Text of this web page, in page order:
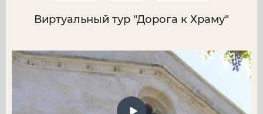
Виртуальный тур "Дорога к Храму"